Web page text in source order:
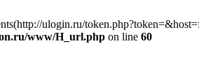
ulogin.ru/
www/H_url.php on line 60